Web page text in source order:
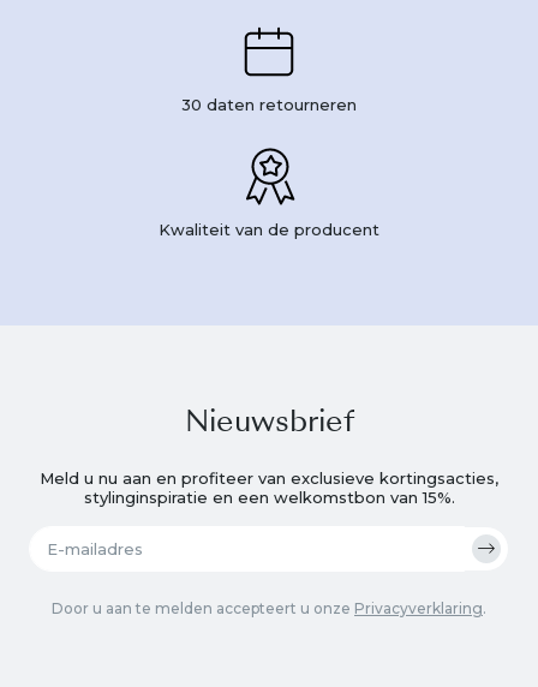
30 daten retourneren
Kwaliteit van de producent
Nieuwsbrief
Meld u nu aan en profiteer van exclusieve kortingsacties,
stylinginspiratie en een welkomstbon van 15%.
Door u aan te melden accepteert u onze Privacyverklaring.